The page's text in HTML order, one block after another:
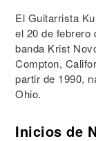
El Guitarrista
el 20 de febrero
banda Krist
Compton,
partir de 1990,
Ohio.
Inicios de